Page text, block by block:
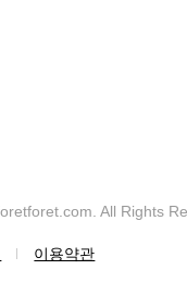
All Rights
이용약관